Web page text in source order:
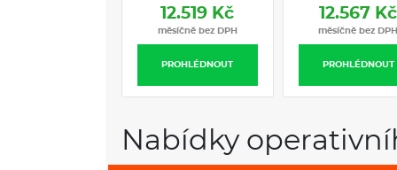
PROHLÉDNOUT
12.519 Kč
měsíčně bez DPH
PROHLÉDNOUT
12.567 Kč
měsíčně bez DPH
Nabídky